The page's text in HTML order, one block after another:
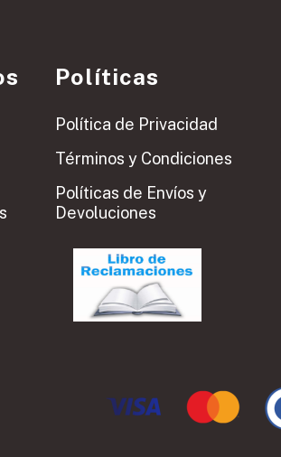
Políticas
Política de Privacidad
Términos y Condiciones
Políticas de Envíos y
Devoluciones